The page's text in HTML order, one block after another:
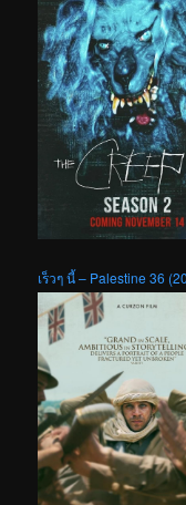
เร็วๆ นี้ – Palestine 36